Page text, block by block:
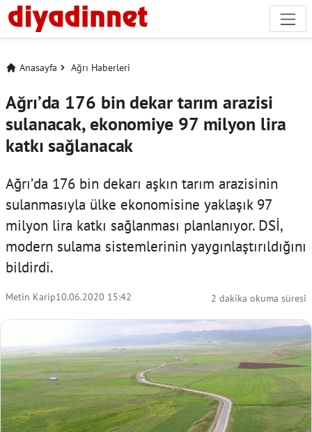
Anasayfa Ağrı Haberleri
Ağrı’da 176 bin dekar tarım arazisi
sulanacak, ekonomiye 97 milyon lira
katkı sağlanacak
Ağrı’da 176 bin dekarı aşkın tarım arazisinin
sulanmasıyla ülke ekonomisine yaklaşık 97
milyon lira katkı sağlanması planlanıyor. DSİ,
modern sulama sistemlerinin yaygınlaştırıldığını
bildirdi.
Metin Karip10.06.2020 15:42 2 dakika okuma süresi